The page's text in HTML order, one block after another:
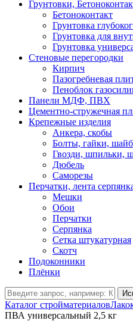
Грунтовки,
Бетоноконтакт
Грунтовка
Грунтовка для
Грунтовка
Стеновые перегородки
Кирпич
Пазогребневая
Пеноблок
Панели МДФ, ПВХ
Цементно-стружечная
Крепежные изделия
Анкера, скобы
Болты, гайки,
Гвозди, шпильки,
Дюбель
Саморезы
Перчатки, лента
Мешки
Обои
Перчатки
Серпянка
Сетка штукатурная
Скотч
Подоконники
Плёнки
Каталог стройматериалов
ПВА универсальный 2,5 кг